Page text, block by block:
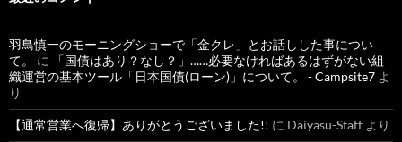
羽鳥慎一のモーニングショーで「金クレ」とお話しした事につい
て。
に
「国債はあり？なし？」……必要なければあるはずがない組
織運営の基本ツール「日本国債(ローン)」について。 - Campsite7 よ
り
【通常営業へ復帰】ありがとうございました!! に Daiyasu-Staff より